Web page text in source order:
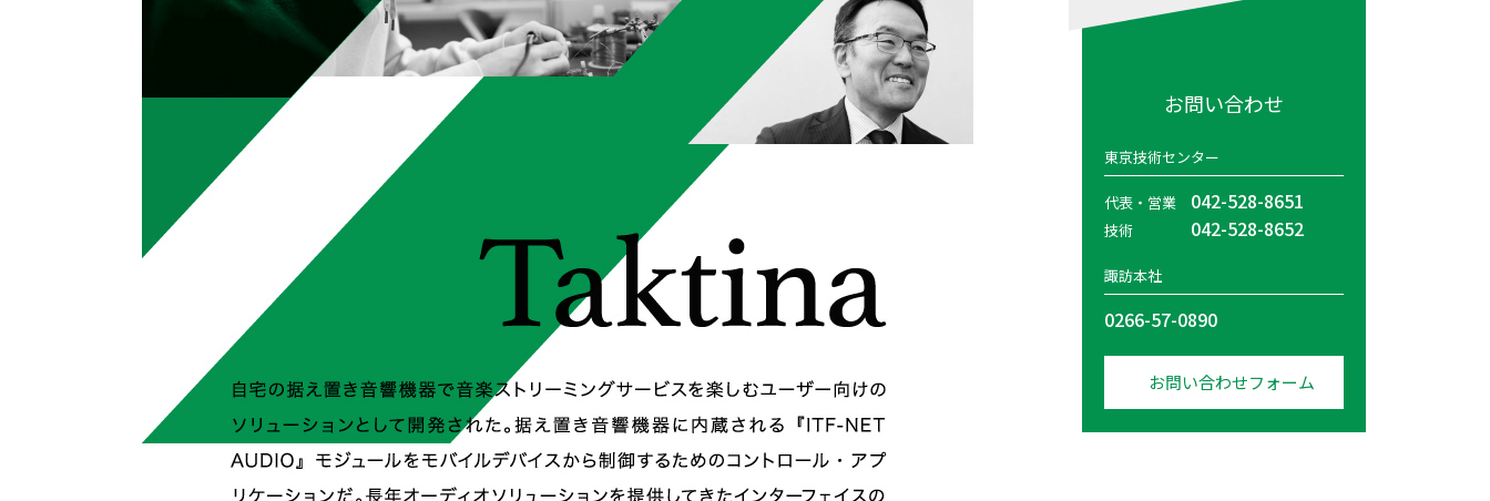
お問い合わせ
東京技術センター
代表・営業 042-528-8651
技術 042-528-8652
諏訪本社
0266-57-0890
お問い合わせフォーム